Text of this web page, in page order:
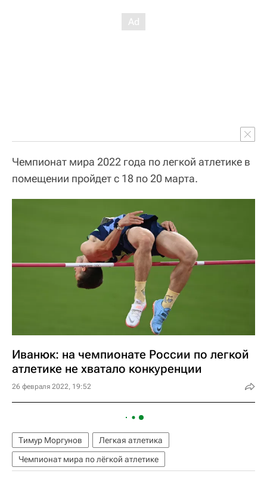
Чемпионат мира 2022 года по легкой атлетике в
помещении пройдет с 18 по 20 марта.
Иванюк: на чемпионате России по легкой
атлетике не хватало конкуренции
26 февраля 2022, 19:52
Тимур Моргунов
Легкая атлетика
Чемпионат мира по лёгкой атлетике